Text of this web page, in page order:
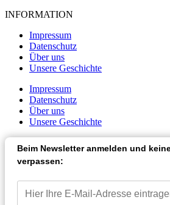
INFORMATION
Impressum
Datenschutz
Über uns
Unsere Geschichte
Impressum
Datenschutz
Über uns
Unsere Geschichte
Beim Newsletter anmelden und
verpassen: